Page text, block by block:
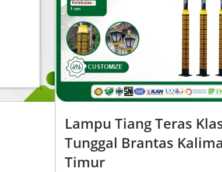
Lampu Tiang Teras
Tunggal Brantas
Timur